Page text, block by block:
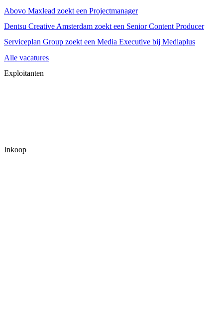
Abovo Maxlead zoekt een Projectmanager
Dentsu Creative Amsterdam zoekt een Senior Content Producer
Serviceplan Group zoekt een Media Executive bij Mediaplus
Alle vacatures
Exploitanten
Inkoop